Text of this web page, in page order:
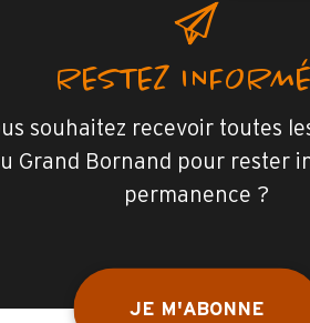
RESTEZ
souhaitez recevoir toutes
Grand Bornand pour rester
permanence ?
JE M'ABONNE